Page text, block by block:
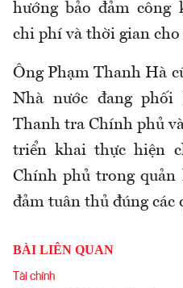
hướng bảo đảm công
chi phí và thời gian cho
Ông Phạm Thanh Hà
Nhà nước đang
Thanh tra Chính phủ
triển khai thực hiện
Chính phủ trong quản
đảm tuân thủ đúng các
BÀI LIÊN QUAN
Tài chính